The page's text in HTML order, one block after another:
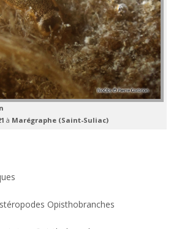
à Marégraphe (Saint-Suliac)
Opisthobranches